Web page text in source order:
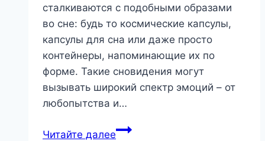
сталкиваются с подобными образами
во сне: будь то космические капсулы,
капсулы для сна или даже просто
контейнеры, напоминающие их по
форме. Такие сновидения могут
вызывать широкий спектр эмоций – от
любопытства и…
Читайте далееСны